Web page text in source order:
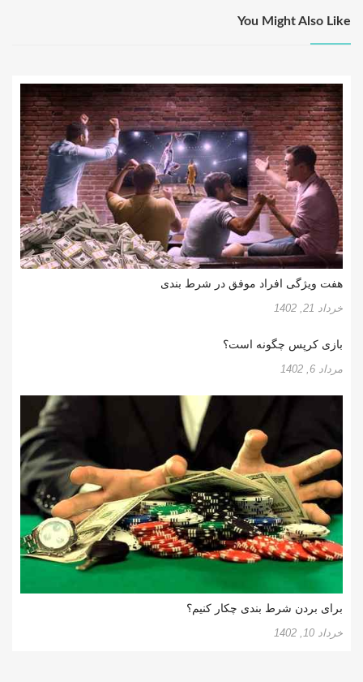
You Might Also Like
هفت ویژگی افراد موفق در شرط بندی
خرداد 21, 1402
بازی کرپس چگونه است؟
مرداد 6, 1402
برای بردن شرط بندی چکار کنیم؟
خرداد 10, 1402